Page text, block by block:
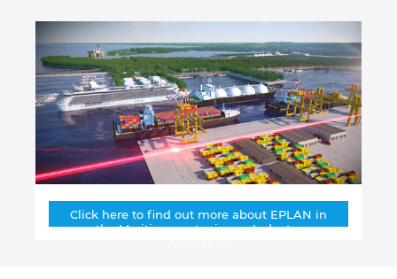
Click here to find out more about EPLAN in
the Maritime sector in our Industry
Съединени щати
Сърбия
Тайланд
Турция
Украйна